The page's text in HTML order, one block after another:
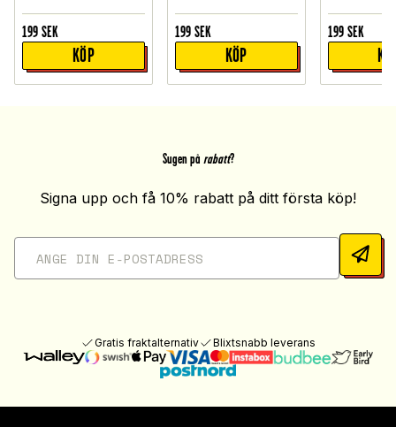
199 SEK
KÖP
199 SEK
KÖP
199 SEK
Sugen på rabatt?
Signa upp och få 10% rabatt på ditt första köp!
Gratis fraktalternativ Blixtsnabb leverans